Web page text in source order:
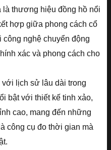
là thương hiệu đồng hồ nổi
hợp giữa phong cách cổ
nghệ chuyển động
xác và phong cách cho
với lịch sử lâu dài trong
bật với thiết kế tinh xảo,
cao, mang đến những
công cụ đo thời gian mà